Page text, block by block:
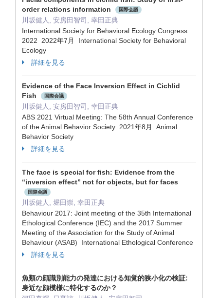
order relations information
国際会議
川坂健人, 安房田智司, 幸田正典
International Society for Behavioral Ecology Congress
2022 2022年7月 International Society for Behavioral
Ecology
詳細を見る
Evidence of the Face Inversion Effect in Cichlid
Fish
国際会議
川坂健人, 安房田智司, 幸田正典
ABS 2021 Virtual Meeting: The 58th Annual Conference
of the Animal Behavior Society 2021年8月 Animal
Behavior Society
詳細を見る
The face is special for fish: Evidence from the
“inversion effect” not for objects, but for faces
国際会議
川坂健人, 堀田崇, 幸田正典
Behaviour 2017: Joint meeting of the 35th International
Ethological Conference (IEC) and the 2017 Summer
Meeting of the Association for the Study of Animal
Behaviour (ASAB) International Ethological Conference
詳細を見る
魚類の顔識別能力の発達における知覚的狭小化の検証:
身近な顔模様に特化するのか？